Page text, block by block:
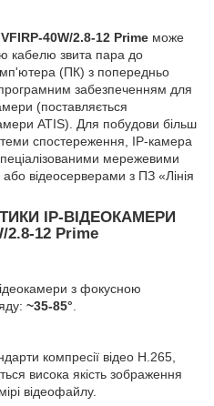
40W/2.8-12 Prime може
кабелю звита пара до
(ПК) з попередньо
забезпеченням для
(поставляється
ATIS). Для побудови більш
спостереження, IP-камера
мережевими
відеосерверами з ПЗ «Лінія
IP-ВІДЕОКАМЕРИ
2.8-12 Prime
з фокусною
~35-85°
компресії відео H.265,
висока якість зображення
відеофайлу.